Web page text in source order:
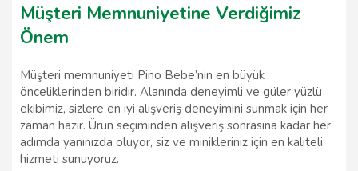
Müşteri Memnuniyetine Verdiğimiz
Önem
Müşteri memnuniyeti Pino Bebe’nin en büyük
önceliklerinden biridir. Alanında deneyimli ve güler yüzlü
ekibimiz, sizlere en iyi alışveriş deneyimini sunmak için her
zaman hazır. Ürün seçiminden alışveriş sonrasına kadar her
adımda yanınızda oluyor, siz ve minikleriniz için en kaliteli
hizmeti sunuyoruz.